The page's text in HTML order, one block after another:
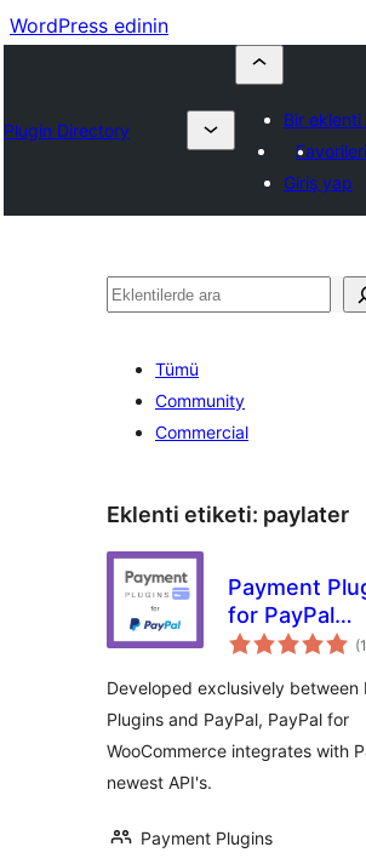
WordPress edinin
Plugin Directory
Bir
Giriş yap
Ara
Tümü
Community
Commercial
Eklenti etiketi: paylater
Payment
for PayPal
Developed exclusively between
Plugins and PayPal, PayPal for
WooCommerce integrates with
newest API's.
Payment Plugins